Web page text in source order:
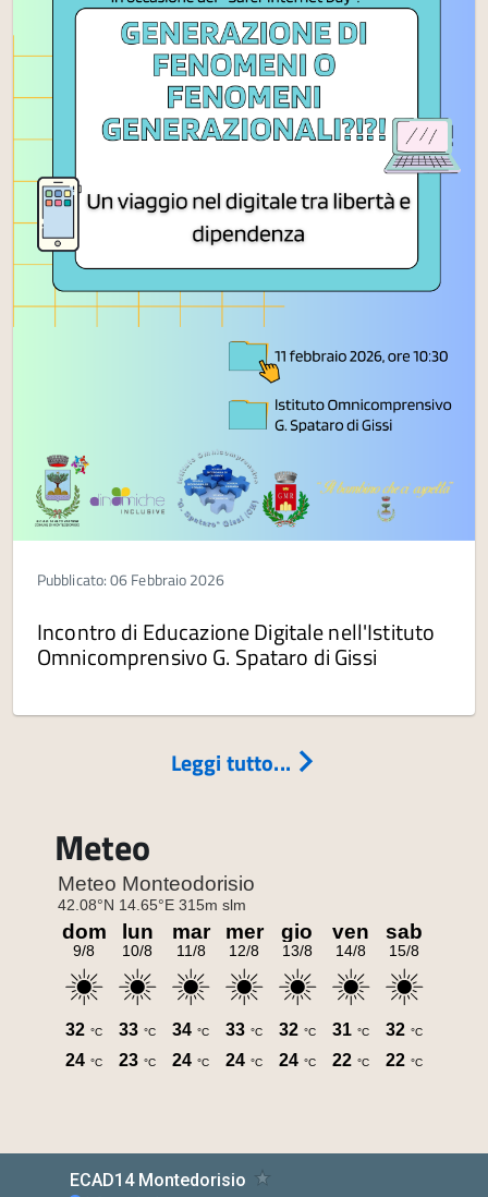
Pubblicato: 06 Febbraio 2026
Incontro di Educazione Digitale nell'Istituto
Omnicomprensivo G. Spataro di Gissi
Leggi tutto...
Meteo